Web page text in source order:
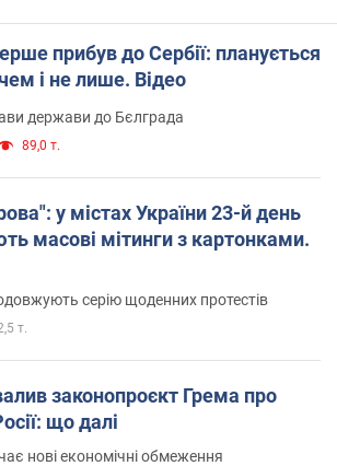
прибув до Сербії: планується
і не лише. Відео
держави до Бєлграда
89,0 т.
у містах України 23-й день
масові мітинги з картонками.
серію щоденних протестів
т.
законопроєкт Грема про
що далі
нові економічні обмеження